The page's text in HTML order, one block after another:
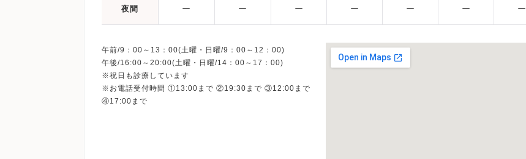
夜間 ー ー ー ー ー ー ー
午前/9：00～13：00(土曜・日曜/9：00～12：00)
午後/16:00～20:00(土曜・日曜/14：00～17：00)
※祝日も診療しています
※お電話受付時間 ①13:00まで ②19:30まで ③12:00まで